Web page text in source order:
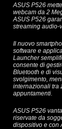
ASUS P526
webcam da 2
ASUS P526
streaming audio-
Il nuovo
software e
Launcher
consente di
Bluetooth e di
svolgimento,
internazionali tra
appuntamenti.
ASUS P526
riservate da
dispositivo e con